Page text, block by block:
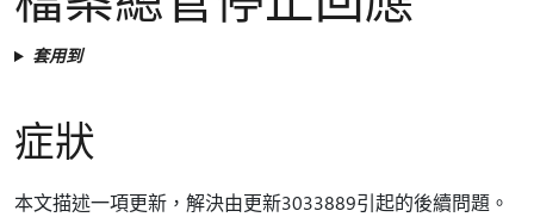
套用到
症狀
本文描述一項更新，解決由更新3033889引起的後續問題。